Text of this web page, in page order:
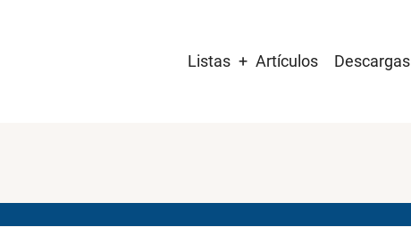
navigation
Listas Artículos Descargas